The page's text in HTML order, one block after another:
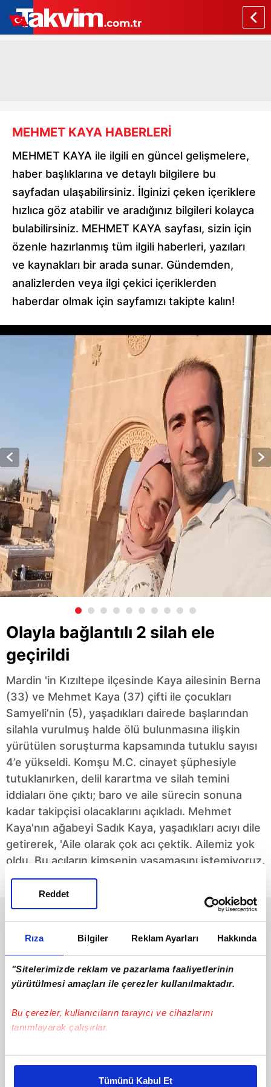
Rıza Bilgiler Reklam Ayarları Hakkında
"Sitelerimizde reklam ve pazarlama faaliyetlerinin
yürütülmesi amaçları ile çerezler kullanılmaktadır.
Bu çerezler, kullanıcıların tarayıcı ve cihazlarını
tanımlayarak çalışırlar.
Bu çerezlere izin vermeniz halinde sizlere özel
Tümünü Kabul Et
Reddet
MEHMET KAYA HABERLERİ
MEHMET KAYA ile ilgili en güncel gelişmelere,
haber başlıklarına ve detaylı bilgilere bu
sayfadan ulaşabilirsiniz. İlginizi çeken içeriklere
hızlıca göz atabilir ve aradığınız bilgileri kolayca
bulabilirsiniz. MEHMET KAYA sayfası, sizin için
özenle hazırlanmış tüm ilgili haberleri, yazıları
ve kaynakları bir arada sunar. Gündemden,
analizlerden veya ilgi çekici içeriklerden
haberdar olmak için sayfamızı takipte kalın!
Olayla bağlantılı 2 silah ele
geçirildi
Mardin 'in Kızıltepe ilçesinde Kaya ailesinin Berna
(33) ve Mehmet Kaya (37) çifti ile çocukları
Samyeli’nin (5), yaşadıkları dairede başlarından
silahla vurulmuş halde ölü bulunmasına ilişkin
yürütülen soruşturma kapsamında tutuklu sayısı
4’e yükseldi. Komşu M.C. cinayet şüphesiyle
tutuklanırken, delil karartma ve silah temini
iddiaları öne çıktı; baro ve aile sürecin sonuna
kadar takipçisi olacaklarını açıkladı. Mehmet
Kaya'nın ağabeyi Sadık Kaya, yaşadıkları acıyı dile
getirerek, 'Aile olarak çok acı çektik. Ailemiz yok
oldu. Bu acıların kimsenin yaşamasını istemiyoruz.
Perişan olduk' dedi.
Eski belediye başkanı
hayatını kaybetti!
Bursa’nın Yenişehir
kafa kafaya çarpıştı.
Kazada eski Yenişehir
#Bursa
Wellness Turizminde
Yeni Bir Akım
turizmi, yeni bir akımla
dikkatleri üzerine
çekiyor: Dijital Detoks
#Mehmet Kaya
28.03.2025